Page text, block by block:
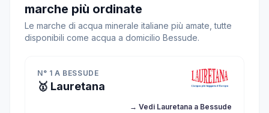
marche più ordinate
Le marche di acqua minerale italiane più amate, tutte
disponibili come acqua a domicilio Bessude.
N° 1 A BESSUDE
🥇 Lauretana
→ Vedi Lauretana a Bessude